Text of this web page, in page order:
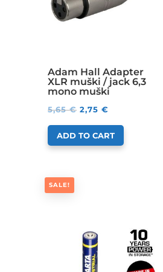
Adam Hall Adapter
XLR muški / jack 6,3
mono muški
5,65€ 2,75€
ADD TO CART
SALE!